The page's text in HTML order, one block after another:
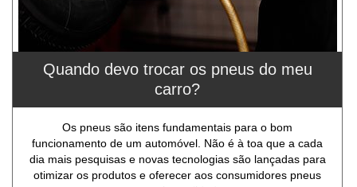
Quando devo trocar os pneus do meu
carro?
Os pneus são itens fundamentais para o bom
funcionamento de um automóvel. Não é à toa que a cada
dia mais pesquisas e novas tecnologias são lançadas para
otimizar os produtos e oferecer aos consumidores pneus